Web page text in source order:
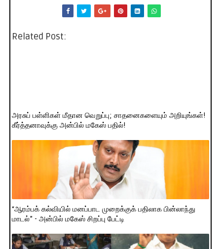
Related Post:
அரசுப் பள்ளிகள் மீதான வெறுப்பு; சாதனைகளையும் அறியுங்கள்!
கீர்த்தனாவுக்கு அன்பில் மகேஸ் பதில்!
“ஆரம்பக் கல்வியில் மனப்பாட முறைக்குக் பதிலாக பின்லாந்து
மாடல்” - அன்பில் மகேஸ் சிறப்பு பேட்டி